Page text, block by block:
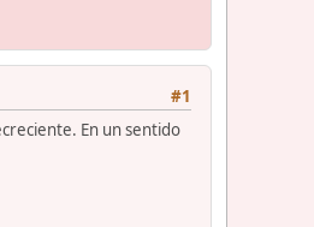
#1
En un sentido